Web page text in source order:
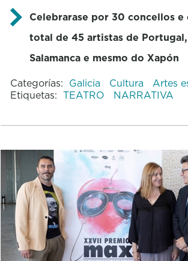
Celebrarase por 30 concellos e
total de 45 artistas de
Salamanca e mesmo do Xapón
Categorías: Galicia Cultura
Artes
Etiquetas: TEATRO NARRATIVA